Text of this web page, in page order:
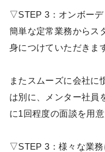
▽STEP 3：オンボー
簡単な定常業務からス
身につけていただきま
またスムーズに会社に
は別に、メンター社員
に1回程度の面談を用意
▽STEP 3：様々な業